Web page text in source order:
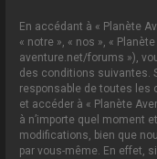
En accédant à « Planète
« notre », « nos », «
aventure.net/forums »),
des conditions suivantes.
responsable de toutes les
et accéder à « Planète
à n’importe quel moment
modifications, bien que
par vous-même. En effet,